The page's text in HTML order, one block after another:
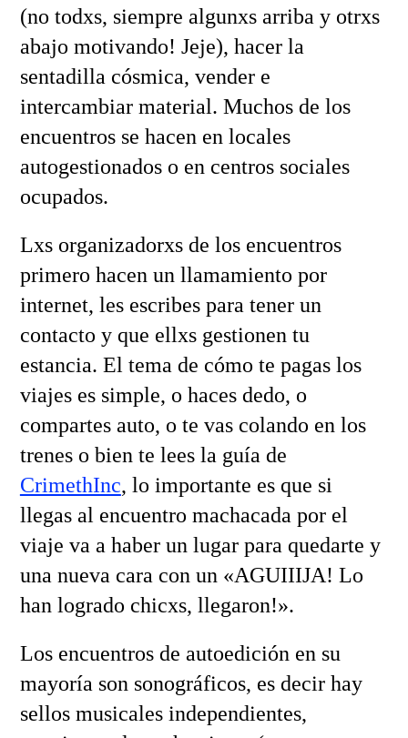
(no todxs, siempre algunxs arriba y otrxs
abajo motivando! Jeje), hacer la
sentadilla cósmica, vender e
intercambiar material. Muchos de los
encuentros se hacen en locales
autogestionados o en centros sociales
ocupados.
Lxs organizadorxs de los encuentros
primero hacen un llamamiento por
internet, les escribes para tener un
contacto y que ellxs gestionen tu
estancia. El tema de cómo te pagas los
viajes es simple, o haces dedo, o
compartes auto, o te vas colando en los
trenes o bien te lees la guía de
CrimethInc, lo importante es que si
llegas al encuentro machacada por el
viaje va a haber un lugar para quedarte y
una nueva cara con un «AGUIIIJA! Lo
han logrado chicxs, llegaron!».
Los encuentros de autoedición en su
mayoría son sonográficos, es decir hay
sellos musicales independientes,